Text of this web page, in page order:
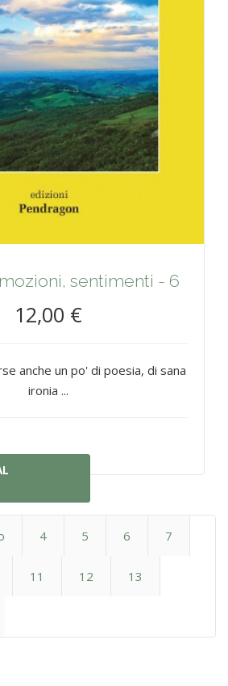
sentimenti - 6
12,00 €
anche un po' di poesia, di sana
ironia ...
4 5 6 7
11 12 13